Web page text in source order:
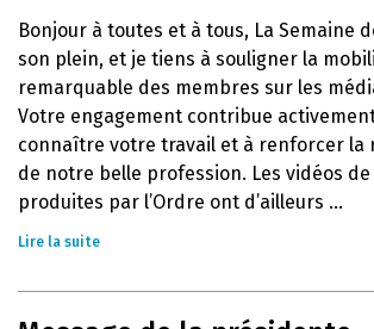
Bonjour à toutes et à tous, La Semaine
son plein, et je tiens à souligner la
remarquable des membres sur les
Votre engagement contribue
connaître votre travail et à renforcer la
de notre belle profession. Les vidéos
produites par l’Ordre ont d’ailleurs ...
Lire la suite